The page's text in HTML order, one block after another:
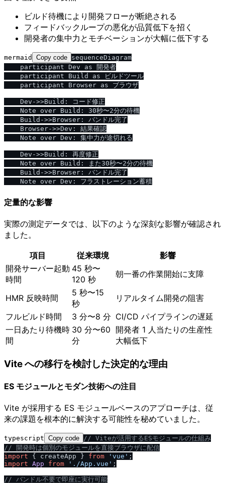
ビルド待機により開発フローが断絶される
フィードバックループの悪化が品質低下を招く
開発者の集中力とモチベーションが大幅に低下する
mermaid Copy code sequenceDiagram
    participant Dev as 開発者
    participant Build as ビルドツール
    participant Browser as ブラウザ
    Dev->>Build: コード修正
    Note over Build: 30秒〜2分の待機
    Build->>Browser: バンドル完了
    Browser->>Dev: 結果確認
    Note over Dev: 集中力が途切れる
    Dev->>Build: 再度修正
    Note over Build: また30秒〜2分の待機
    Build->>Browser: バンドル完了
定量的な影響
実際の測定データでは、以下のような深刻な影響が確認され
ました。
項目 従来環境
影響
開発サーバー起動
時間
45 秒〜
120 秒
朝一番の作業開始に支障
HMR 反映時間
5 秒〜15
秒
リアルタイム開発の阻害
フルビルド時間
3 分〜8 分 CI/CD パイプラインの遅延
一日あたり待機時
間
30 分〜60
分
開発者 1 人当たりの生産性
大幅低下
Vite への移行を検討した決定的な理由
ES モジュールとモダン技術への注目
Vite が採用する ES モジュールベースのアプローチは、従
来の課題を根本的に解決する可能性を秘めていました。
typescript Copy code // Viteが活用するESモジュールの仕組み
// 開発時は個別のモジュールを直接ブラウザに配信
import { createApp } from 'vue'
import App from '. /App.vue' ;
// バンドル不要で即座に実行可能